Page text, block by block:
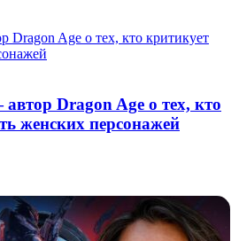
Age о тех, кто критикует
Dragon Age о тех, кто
женских персонажей